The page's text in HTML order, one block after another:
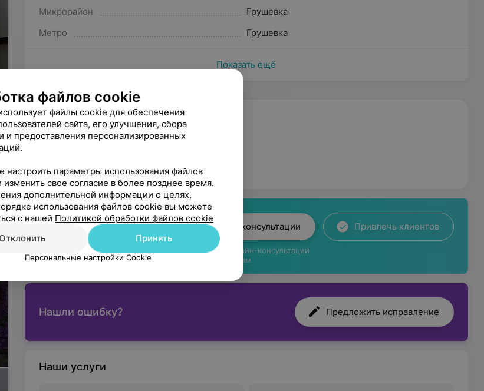
Микрорайон
Грушевка
Метро
Грушевка
Показать ещё
Минск, пр. Дзержинского, 15
ДО 21:00 МАРШРУТ
Все адреса
Вы владелец? Подключить онлайн-консультации
Начните оказывать услуги онлайн-консультаций
вашим пациентам
Привлечь клиентов
Нашли ошибку? Предложить исправление
Наши услуги
файлов cookie
файлы cookie для обеспечения
сайта, его улучшения, сбора
и предоставления персонализированных
настроить параметры использования файлов
свое согласие в более позднее время.
дополнительной информации о целях,
использования файлов cookie вы можете
с нашей Политикой обработки файлов cookie
Отклонить
Принять
Персональные настройки Cookie